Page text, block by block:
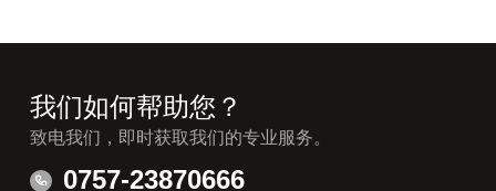
我们如何帮助您？
致电我们，即时获取我们的专业服务。
0757-23870666